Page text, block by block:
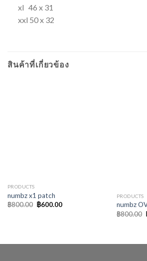
xl 46 x 31
xxl 50 x 32
สินค้าที่เกี่ยวข้อง
PRODUCTS
numbz x1 patch
฿800.00 Original
price
฿600.00Current
PRODUCTS
numbz
฿800.00